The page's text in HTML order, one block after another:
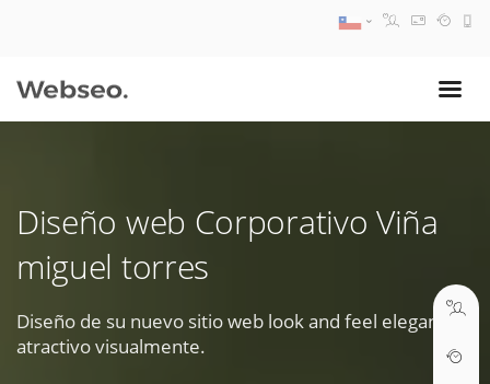
Diseño web Corporativo Viña
miguel torres
Diseño de su nuevo sitio web look and feel elegante y
atractivo visualmente.
09:30 AM A 18:30 PM
soporte@webseo.cl